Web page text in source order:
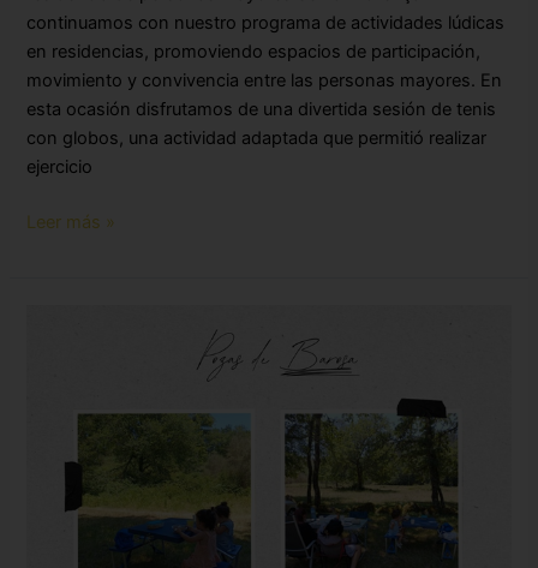
continuamos con nuestro programa de actividades lúdicas
en residencias, promoviendo espacios de participación,
movimiento y convivencia entre las personas mayores. En
esta ocasión disfrutamos de una divertida sesión de tenis
con globos, una actividad adaptada que permitió realizar
ejercicio
Leer más »